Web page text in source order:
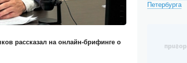
рассказал на онлайн-брифинге о
Петербурга